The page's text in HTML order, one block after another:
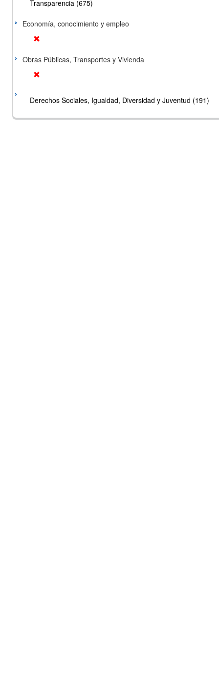
Transparencia (675)
Economía, conocimiento y empleo
Obras Públicas, Transportes y Vivienda
Derechos Sociales, Igualdad, Diversidad y Juventud (191)